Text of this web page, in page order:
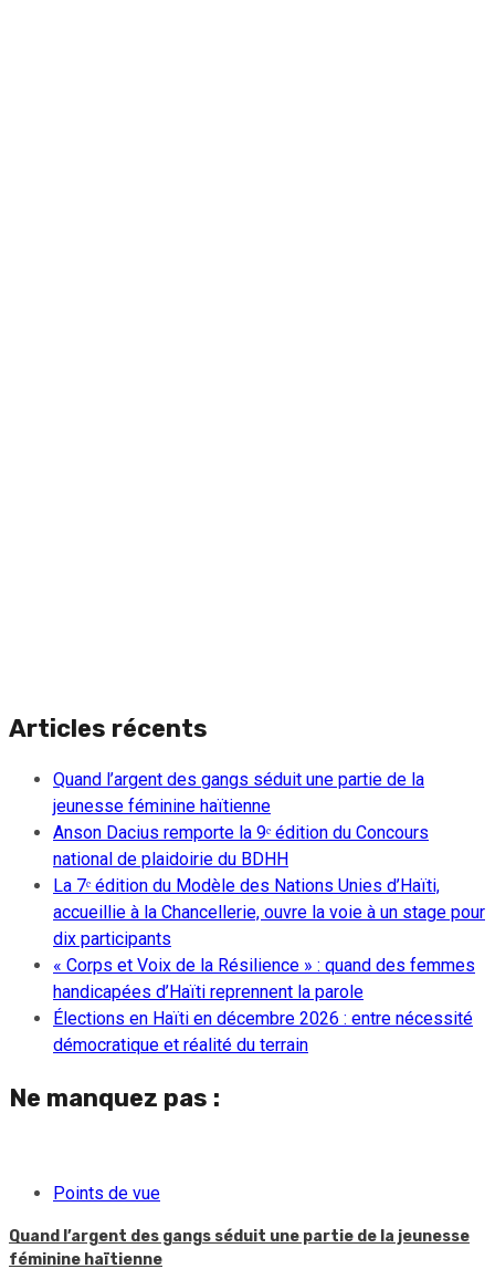
Articles récents
Quand l’argent des gangs séduit une partie de la
jeunesse féminine haïtienne
Anson Dacius remporte la 9ᵉ édition du Concours
national de plaidoirie du BDHH
La 7ᵉ édition du Modèle des Nations Unies d’Haïti,
accueillie à la Chancellerie, ouvre la voie à un stage pour
dix participants
« Corps et Voix de la Résilience » : quand des femmes
handicapées d’Haïti reprennent la parole
Élections en Haïti en décembre 2026 : entre nécessité
démocratique et réalité du terrain
Ne manquez pas :
Points de vue
Quand l’argent des gangs séduit une partie de la jeunesse
féminine haïtienne